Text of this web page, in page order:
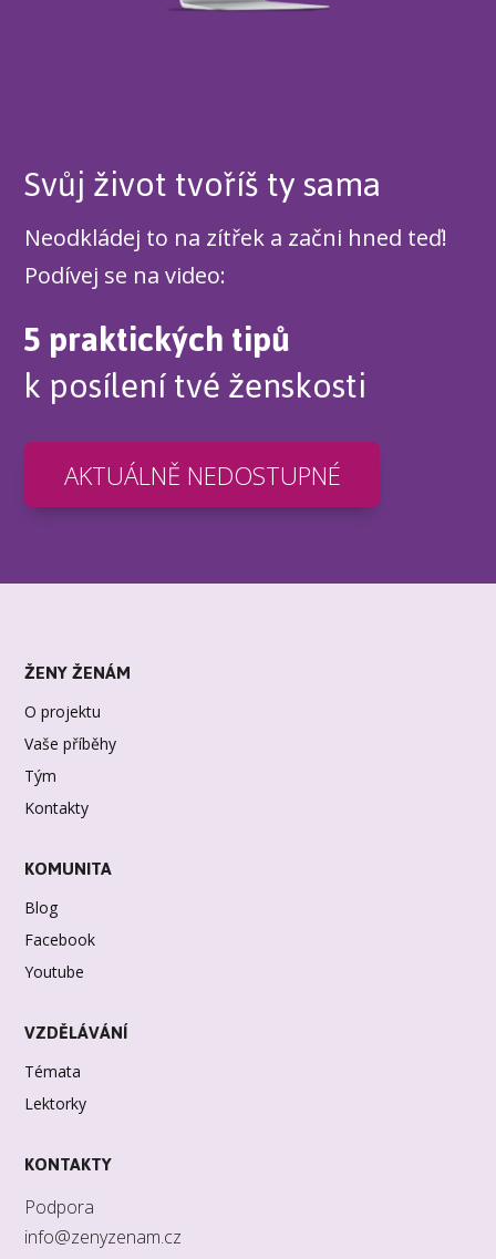
Svůj život tvoříš ty sama
Neodkládej to na zítřek a začni hned teď!
Podívej se na video:
5 praktických tipů
k posílení tvé ženskosti
AKTUÁLNĚ NEDOSTUPNÉ
ŽENY ŽENÁM
O projektu
Vaše příběhy
Tým
Kontakty
KOMUNITA
Blog
Facebook
Youtube
VZDĚLÁVÁNÍ
Témata
Lektorky
KONTAKTY
Podpora
info@zenyzenam.cz